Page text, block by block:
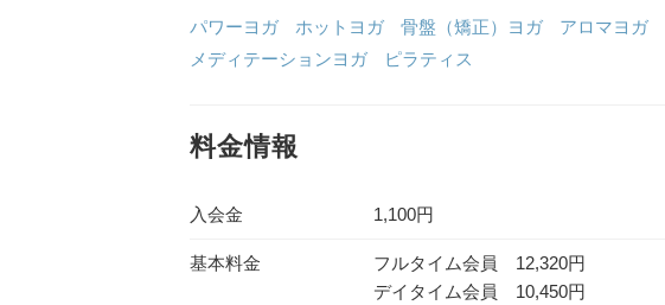
パワーヨガ ホットヨガ 骨盤（矯正）ヨガ アロマヨガ
メディテーションヨガ
ピラティス
料金情報
入会金 1,100円
基本料金
フルタイム会員 12,320円
デイタイム会員 10,450円